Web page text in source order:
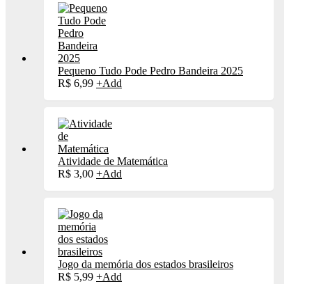
Pequeno Tudo Pode Pedro Bandeira 2025
R$ 6,99 +Add
Atividade de Matemática
R$ 3,00 +Add
Jogo da memória dos estados brasileiros
R$ 5,99 +Add